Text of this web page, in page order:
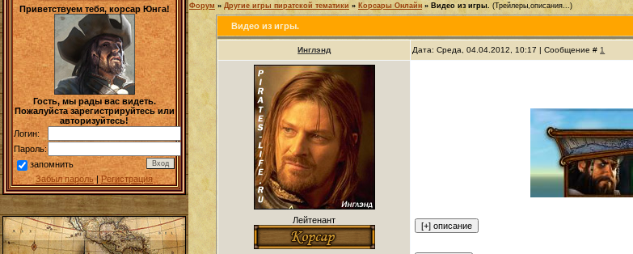
Приветствуем тебя, корсар Юнга!
Гость, мы рады вас видеть.
Пожалуйста зарегистрируйтесь или
авторизуйтесь!
Логин:
Пароль:
запомнить
Забыл пароль|Регистрация
Форум » Другие игры пиратской тематики » Корсары Онлайн » Видео из игры. (Трейлеры,описания...)
Видео из игры.
Инглэнд Дата: Среда, 04.04.2012, 10:17 | Сообщение # 1
Лейтенант